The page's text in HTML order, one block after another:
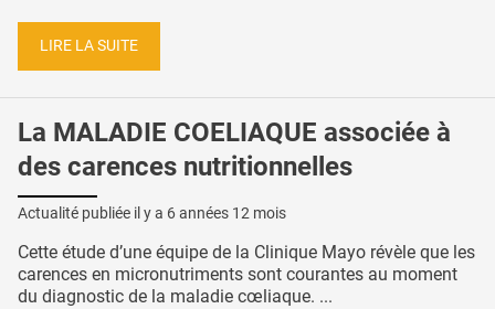
LIRE LA SUITE
La MALADIE COELIAQUE associée à
des carences nutritionnelles
Actualité publiée il y a 6 années 12 mois
Cette étude d’une équipe de la Clinique Mayo révèle que les
carences en micronutriments sont courantes au moment
du diagnostic de la maladie cœliaque. ...